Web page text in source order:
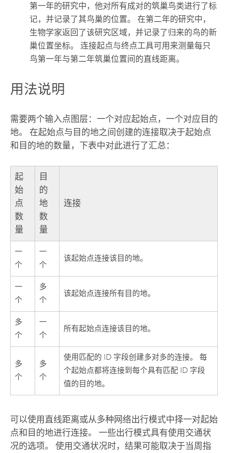
第一年的研究中，他对所有成对的筑巢鸟类进行了标
记，并记录了其鸟巢的位置。 在第二年的研究中，
生物学家返回了该研究区域，并记录了归来的鸟的新
巢位置坐标。 连接起点与终点工具可用来测量每只
鸟第一年与第二年筑巢位置间的直线距离。
用法说明
需要两个输入点图层：一个对应起始点，一个对应目的
地。 在起始点与目的地之间创建的连接取决于起始点
和目的地的数量，下表中对此进行了汇总：
起
始
点
数
量
目
的
地
数
量
连接
一
个
一
个
该起始点连接该目的地。
一
个
多
个
该起始点连接所有目的地。
多
个
一
个
所有起始点连接该目的地。
多
个
多
个
使用匹配的 ID 字段创建多对多的连接。 每
个起始点都将连接到每个具有匹配 ID 字段
值的目的地。
可以使用直线距离或从多种网络出行模式中择一对起始
点和目的地进行连接。 一些出行模式具有使用交通状
况的选项。 使用交通状况时，结果可能取决于当周指